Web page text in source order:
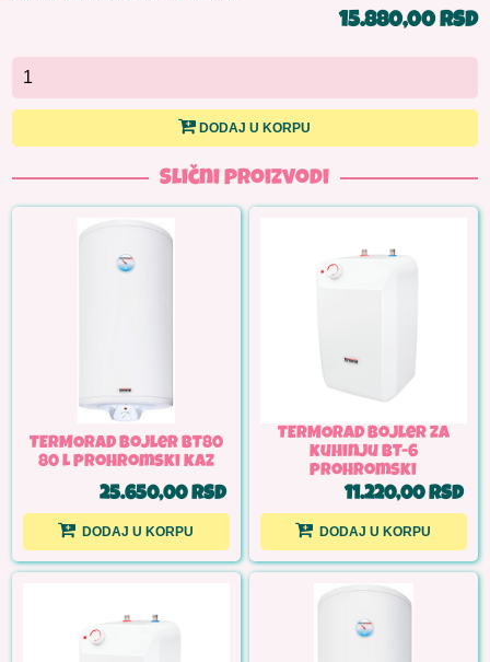
15.880,00 RSD
DODAJ U KORPU
Slični proizvodi
TERMORAD Bojler BT80
80 L prohromski kaz
25.650,00 RSD
DODAJ U KORPU
TERMORAD bojler za
kuhinju BT-6
prohromski
11.220,00 RSD
DODAJ U KORPU